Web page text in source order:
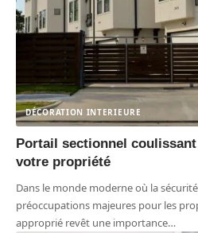
DÉCORATION INTERIEURE
Portail sectionnel
votre propriété
Dans le monde moderne où la
préoccupations majeures pour les
approprié revêt une importance…